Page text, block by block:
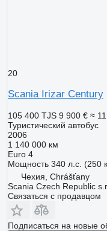
20
Scania Irizar Century
105 400 TJS 9 900 € ≈
Туристический автобус
2006
1 140 000 км
Euro 4
Мощность 340 л.с. (250
Чехия, Chrášťany
Scania Czech Republic
Связаться с продавцом
Подписаться на новые